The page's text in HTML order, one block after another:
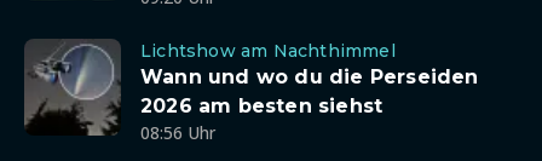
Lichtshow am Nachthimmel
Wann und wo du die Perseiden
2026 am besten siehst
08:56 Uhr